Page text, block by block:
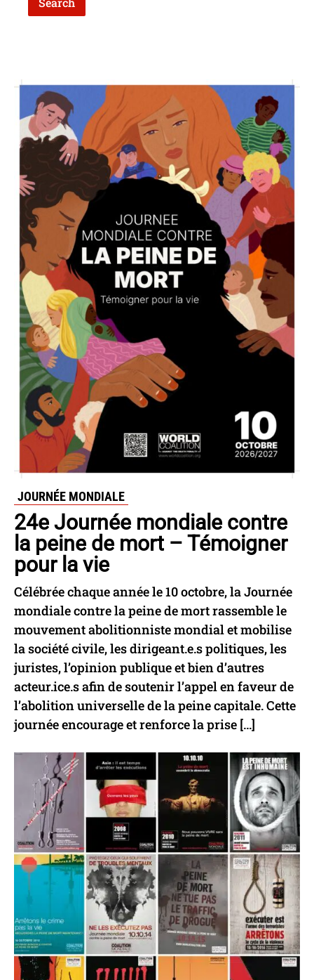
JOURNÉE MONDIALE
24e Journée mondiale contre
la peine de mort – Témoigner
pour la vie
Célébrée chaque année le 10 octobre, la Journée
mondiale contre la peine de mort rassemble le
mouvement abolitionniste mondial et mobilise
la société civile, les dirigeant.e.s politiques, les
juristes, l’opinion publique et bien d’autres
acteur.ice.s afin de soutenir l’appel en faveur de
l’abolition universelle de la peine capitale. Cette
journée encourage et renforce la prise […]